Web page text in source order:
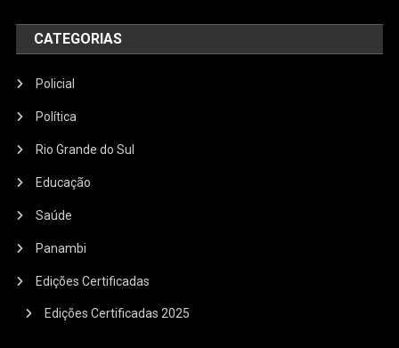
CATEGORIAS
Policial
Política
Rio Grande do Sul
Educação
Saúde
Panambi
Edições Certificadas
Edições Certificadas 2025